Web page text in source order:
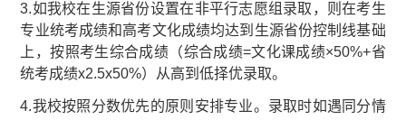
3.如我校在生源省份设置在非平行志愿组录取，则在考生
专业统考成绩和高考文化成绩均达到生源省份控制线基础
上，按照考生综合成绩（综合成绩=文化课成绩×50%+省
统考成绩x2.5x50%）从高到低择优录取。
4.我校按照分数优先的原则安排专业。录取时如遇同分情